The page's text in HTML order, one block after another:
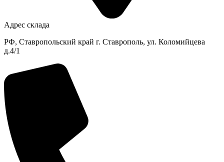
Адрес склада
РФ, Ставропольский край г. Ставрополь, ул. Коломийцева
д.4/1